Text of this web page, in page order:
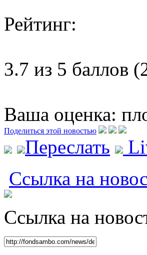
Рейтинг:
3.7 из 5 баллов
Ваша оценка:
Поделиться этой новостью
Переслать
Ссылка на
Ссылка на